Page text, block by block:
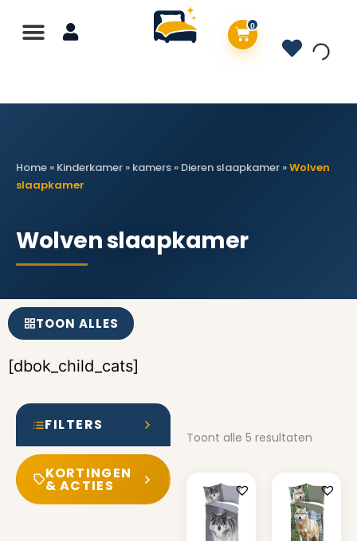
0
Home » Kinderkamer » kamers » Dieren slaapkamer »Wolven
slaapkamer
Wolven slaapkamer
TOON ALLES
[dbok_child_cats]
FILTERS
KORTINGEN
& ACTIES
Toont alle 5 resultaten